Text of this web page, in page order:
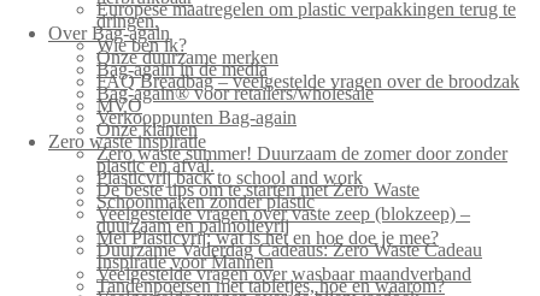
Europese maatregelen om plastic verpakkingen terug te
dringen.
Over Bag-again
Wie ben ik?
Onze duurzame merken
Bag-again in de media
FAQ Breadbag – veelgestelde vragen over de broodzak
Bag-again® voor retailers/wholesale
MVO
Verkooppunten Bag-again
Onze klanten
Zero waste inspiratie
Zero waste summer! Duurzaam de zomer door zonder
plastic en afval.
Plasticvrij back to school and work
De beste tips om te starten met Zero Waste
Schoonmaken zonder plastic
Veelgestelde vragen over vaste zeep (blokzeep) –
duurzaam en palmolievrij
Mei Plasticvrij: wat is het en hoe doe je mee?
Duurzame Vaderdag Cadeaus: Zero Waste Cadeau
Inspiratie voor Mannen
Veelgestelde vragen over wasbaar maandverband
Tandenpoetsen met tabletjes, hoe en waarom?